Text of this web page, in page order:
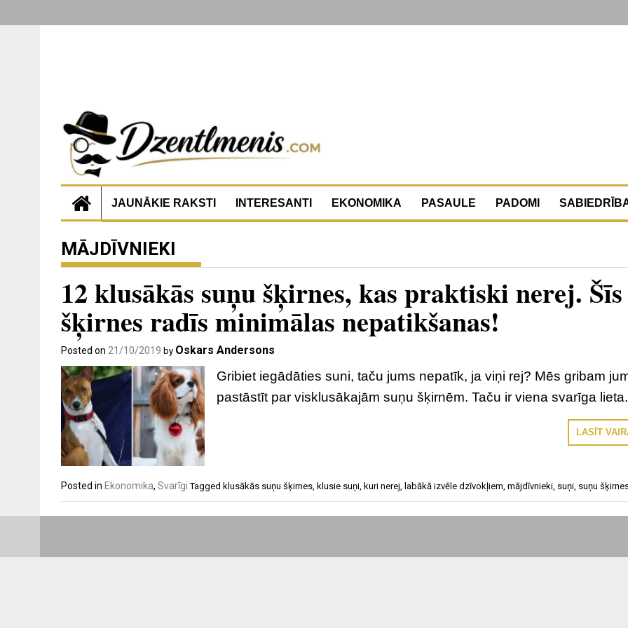
JAUNĀKIE RAKSTI INTERESANTI EKONOMIKA PASAULE PADOMI
MĀJDĪVNIEKI
12 klusākās suņu šķirnes, kas praktiski nerej. Šīs
šķirnes radīs minimālas nepatikšanas!
Posted on 21/10/2019 by Oskars Andersons
Gribiet iegādāties suni, taču jums nepatīk, ja viņi rej? Mēs gribam
pastāstīt par visklusākajām suņu šķirnēm. Taču ir viena svarīga lieta.
LASĪT
Posted in Ekonomika, Svarīgi Tagged klusākās suņu šķirnes, klusie suņi, kuri nerej, labākā izvēle dzīvokļiem, mājdīvnieki, suņi, suņu